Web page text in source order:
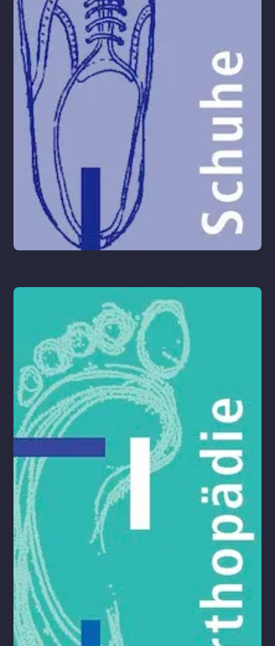
Schuhe Einen Vorgeschmack
auf unsere Auswahl
bekommen Sie über diesen
Link in unserem Onlineshop!